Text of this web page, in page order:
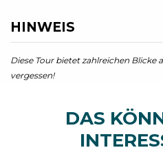
HINWEIS
Diese Tour bietet zahlreichen Blicke
vergessen!
DAS